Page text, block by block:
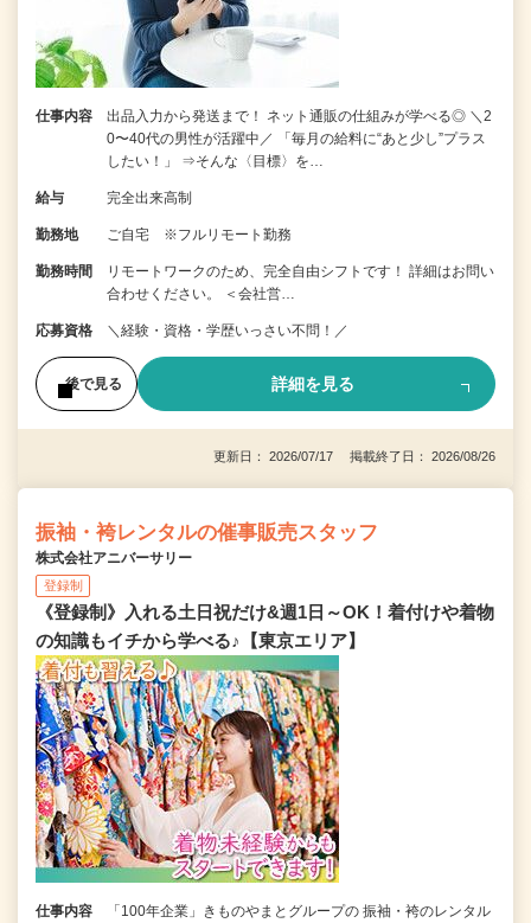
仕事内容
出品入力から発送まで！ ネット通販の仕組みが学べる◎ ＼2
0〜40代の男性が活躍中／ 「毎月の給料に“あと少し”プラス
したい！」 ⇒そんな〈目標〉を…
給与 完全出来高制
勤務地 ご自宅 ※フルリモート勤務
勤務時間
リモートワークのため、完全自由シフトです！ 詳細はお問い
合わせください。 ＜会社営…
応募資格 ＼経験・資格・学歴いっさい不問！／
後で見る 詳細を見る
更新日： 2026/07/17 掲載終了日： 2026/08/26
振袖・袴レンタルの催事販売スタッフ
株式会社アニバーサリー
登録制
《登録制》入れる土日祝だけ&週1日～OK！着付けや着物
の知識もイチから学べる♪【東京エリア】
仕事内容
「100年企業」きものやまとグループの 振袖・袴のレンタル